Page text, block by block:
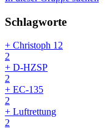
Schlagworte
+ Christoph 12
2
+ D-HZSP
2
+ EC-135
2
+ Luftrettung
2